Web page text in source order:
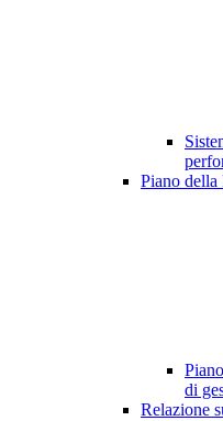
Piano della
di
Relazione